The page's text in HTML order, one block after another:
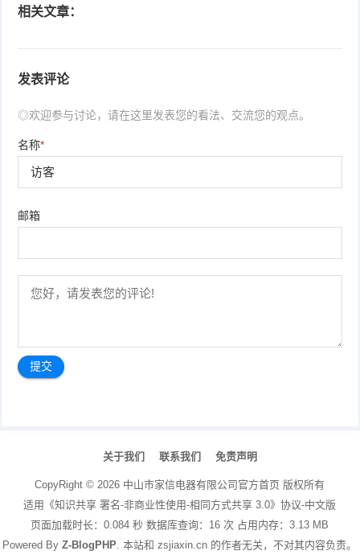
相关文章：
发表评论
◎欢迎参与讨论，请在这里发表您的看法、交流您的观点。
名称*
邮箱
关于我们 联系我们 免责声明
CopyRight © 2026 中山市家信电器有限公司官方首页 版权所有
适用《知识共享 署名-非商业性使用-相同方式共享 3.0》协议-中文版
页面加载时长：0.084 秒 数据库查询：16 次 占用内存：3.13 MB
Powered ByZ-BlogPHP . 本站和 zsjiaxin.cn 的作者无关，不对其内容负责。